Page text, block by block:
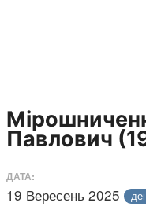
Павлович
ДАТА:
19 Вересень 2025